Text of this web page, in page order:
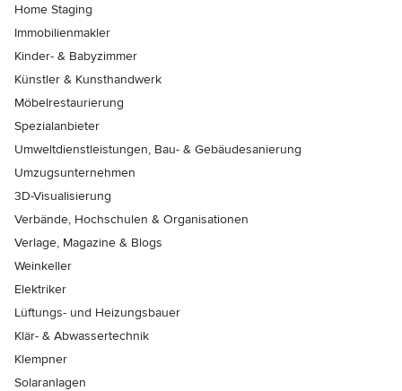
Home Staging
Immobilienmakler
Kinder- & Babyzimmer
Künstler & Kunsthandwerk
Möbelrestaurierung
Spezialanbieter
Umweltdienstleistungen, Bau- & Gebäudesanierung
Umzugsunternehmen
3D-Visualisierung
Verbände, Hochschulen & Organisationen
Verlage, Magazine & Blogs
Weinkeller
Elektriker
Lüftungs- und Heizungsbauer
Klär- & Abwassertechnik
Klempner
Solaranlagen